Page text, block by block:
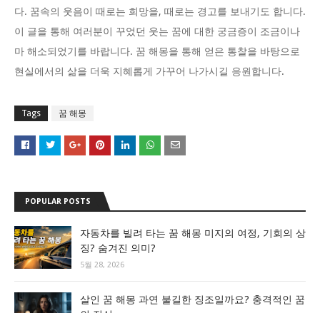
다. 꿈속의 웃음이 때로는 희망을, 때로는 경고를 보내기도 합니다.
이 글을 통해 여러분이 꾸었던 웃는 꿈에 대한 궁금증이 조금이나
마 해소되었기를 바랍니다. 꿈 해몽을 통해 얻은 통찰을 바탕으로
현실에서의 삶을 더욱 지혜롭게 가꾸어 나가시길 응원합니다.
Tags 꿈 해몽
POPULAR POSTS
자동차를 빌려 타는 꿈 해몽 미지의 여정, 기회의 상
징? 숨겨진 의미?
5월 28, 2026
살인 꿈 해몽 과연 불길한 징조일까요? 충격적인 꿈